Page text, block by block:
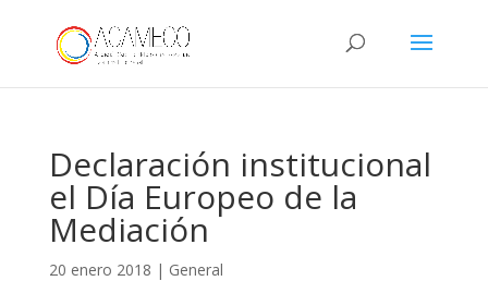
Declaración institucional
el Día Europeo de la
Mediación
20 enero 2018 | General